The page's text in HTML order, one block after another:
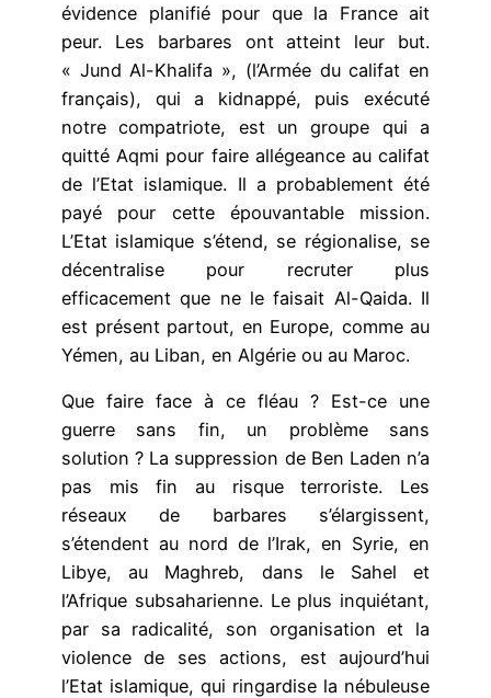
évidence planifié pour que la France ait
peur. Les barbares ont atteint leur but.
« Jund Al-Khalifa », (l’Armée du califat en
français), qui a kidnappé, puis exécuté
notre compatriote, est un groupe qui a
quitté Aqmi pour faire allégeance au califat
de l’Etat islamique. Il a probablement été
payé pour cette épouvantable mission.
L’Etat islamique s’étend, se régionalise, se
décentralise pour recruter plus
efficacement que ne le faisait Al-Qaida. Il
est présent partout, en Europe, comme au
Yémen, au Liban, en Algérie ou au Maroc.
Que faire face à ce fléau ? Est-ce une
guerre sans fin, un problème sans
solution ? La suppression de Ben Laden n’a
pas mis fin au risque terroriste. Les
réseaux de barbares s’élargissent,
s’étendent au nord de l’Irak, en Syrie, en
Libye, au Maghreb, dans le Sahel et
l’Afrique subsaharienne. Le plus inquiétant,
par sa radicalité, son organisation et la
violence de ses actions, est aujourd’hui
l’Etat islamique, qui ringardise la nébuleuse